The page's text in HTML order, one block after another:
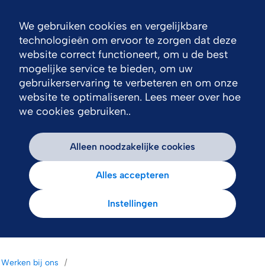
Werken bij ons
We gebruiken cookies en vergelijkbare
technologieën om ervoor te zorgen dat deze
website correct functioneert, om u de best
mogelijke service te bieden, om uw
gebruikerservaring te verbeteren en om onze
website te optimaliseren. Lees meer over hoe
we cookies gebruiken..
Alleen noodzakelijke cookies
Alles accepteren
Instellingen